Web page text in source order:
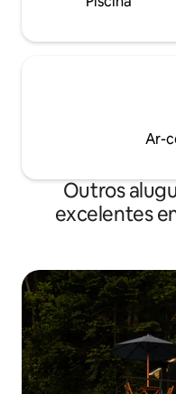
Ar-
Outros
excelentes